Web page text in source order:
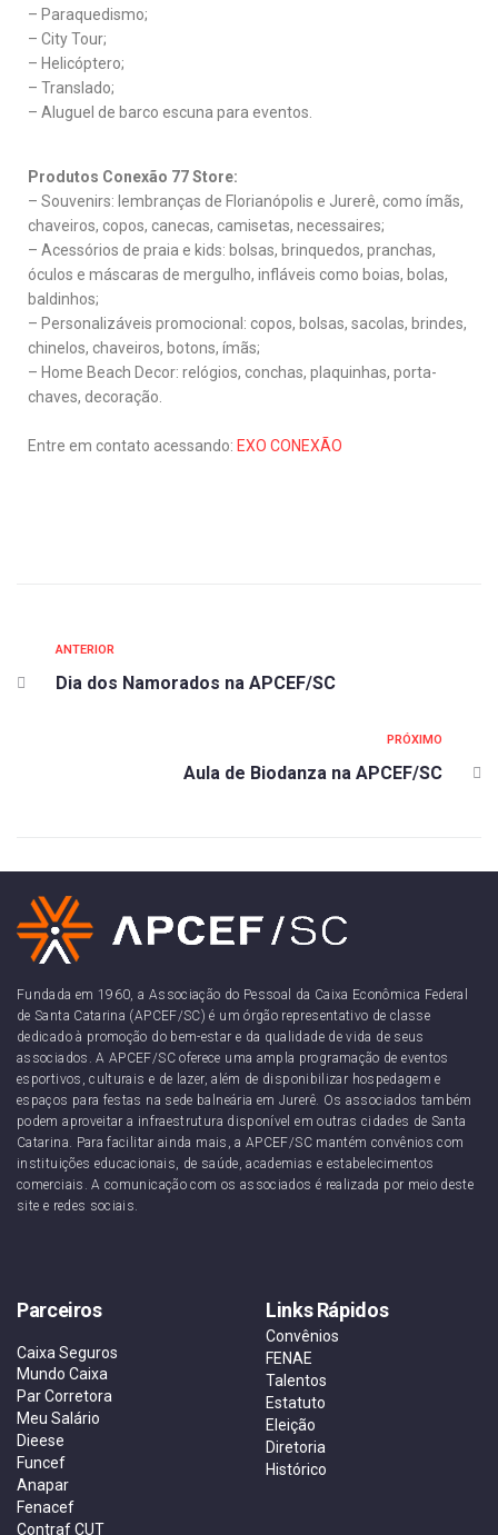
– Paraquedismo;
– City Tour;
– Helicóptero;
– Translado;
– Aluguel de barco escuna para eventos.
Produtos Conexão 77 Store:
– Souvenirs: lembranças de Florianópolis e Jurerê, como ímãs,
chaveiros, copos, canecas, camisetas, necessaires;
– Acessórios de praia e kids: bolsas, brinquedos, pranchas,
óculos e máscaras de mergulho, infláveis como boias, bolas,
baldinhos;
– Personalizáveis promocional: copos, bolsas, sacolas, brindes,
chinelos, chaveiros, botons, ímãs;
– Home Beach Decor: relógios, conchas, plaquinhas, porta-
chaves, decoração.
Entre em contato acessando: EXO CONEXÃO
ANTERIOR
Dia dos Namorados na APCEF/SC
PRÓXIMO
Aula de Biodanza na APCEF/SC
Fundada em 1960, a Associação do Pessoal da Caixa Econômica Federal
de Santa Catarina (APCEF/SC) é um órgão representativo de classe
dedicado à promoção do bem-estar e da qualidade de vida de seus
associados. A APCEF/SC oferece uma ampla programação de eventos
esportivos, culturais e de lazer, além de disponibilizar hospedagem e
espaços para festas na sede balneária em Jurerê. Os associados também
podem aproveitar a infraestrutura disponível em outras cidades de Santa
Catarina. Para facilitar ainda mais, a APCEF/SC mantém convênios com
instituições educacionais, de saúde, academias e estabelecimentos
comerciais. A comunicação com os associados é realizada por meio deste
site e redes sociais.
Parceiros
Caixa Seguros
Mundo Caixa
Par Corretora
Meu Salário
Dieese
Funcef
Anapar
Fenacef
Contraf CUT
Links Rápidos
Convênios
FENAE
Talentos
Estatuto
Eleição
Diretoria
Histórico